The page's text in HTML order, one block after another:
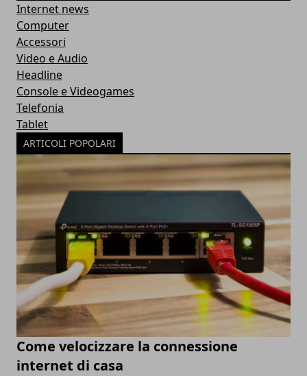
Internet news
Computer
Accessori
Video e Audio
Headline
Console e Videogames
Telefonia
Tablet
ARTICOLI POPOLARI
Come velocizzare la connessione
internet di casa